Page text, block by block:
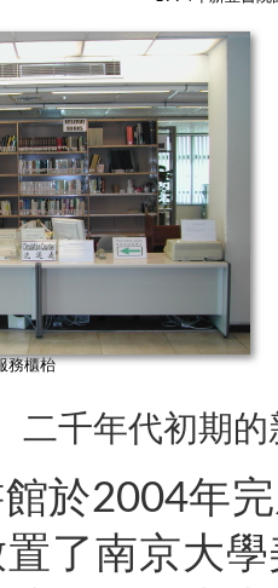
務櫃枱
二千年代初期
於2004年
了南京大